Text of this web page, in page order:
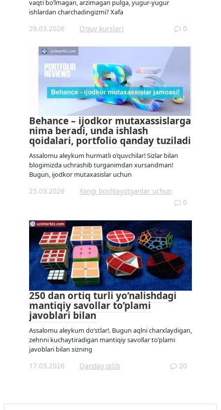
vaqti bo’lmagan, arzimagan pulga, yugur-yugur
ishlardan charchadingizmi? Xafa
29.03.2026 O'quv kurslari 0
Behance – ijodkor mutaxassislarga
nima beradi, unda ishlash
qoidalari, portfolio qanday tuziladi
Assalomu aleykum hurmatli o’quvchilar! Sizlar bilan
blogimizda uchrashib turganimdan xursandman!
Bugun, ijodkor mutaxasislar uchun
25.03.2026
Yangi boshlayotganlar uchun
0
250 dan ortiq turli yo’nalishdagi
mantiqiy savollar to’plami
javoblari bilan
Assalomu aleykum do’stlar!. Bugun aqlni charxlaydigan,
zehnni kuchaytiradigan mantiqiy savollar to’plami
javoblari bilan sizning
17.03.2026 Qanday qilib 20